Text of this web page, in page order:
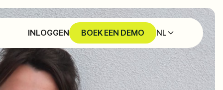
INLOGGEN BOEK EEN DEMO NL